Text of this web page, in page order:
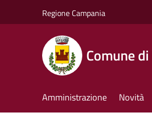
Regione Campania
Comune
Amministrazione Novità